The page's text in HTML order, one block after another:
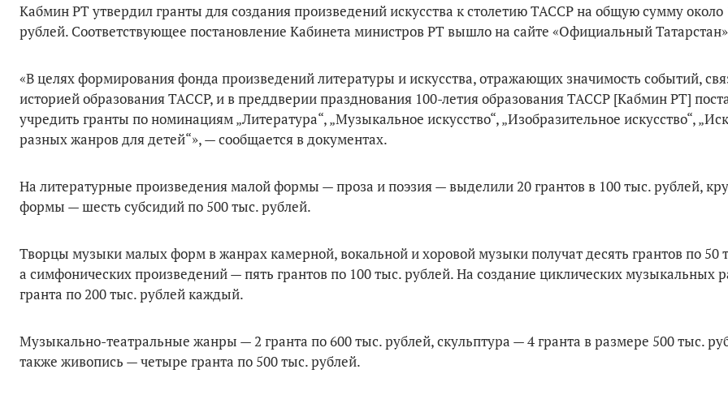
Кабмин РТ утвердил гранты для создания произведений искусства к столетию ТАССР на общую сумму около
рублей. Соответствующее постановление Кабинета министров РТ вышло на сайте «Официальный
«В целях формирования фонда произведений литературы и искусства, отражающих значимость событий,
историей образования ТАССР, и в преддверии празднования 100-летия образования ТАССР [Кабмин РТ]
учредить гранты по номинациям „Литература“, „Музыкальное искусство“, „Изобразительное искусство“,
разных жанров для детей“», — сообщается в документах.
На литературные произведения малой формы — проза и поэзия — выделили 20 грантов в 100 тыс. рублей,
формы — шесть субсидий по 500 тыс. рублей.
Творцы музыки малых форм в жанрах камерной, вокальной и хоровой музыки получат десять грантов по 50
а симфонических произведений — пять грантов по 100 тыс. рублей. На создание циклических музыкальных
гранта по 200 тыс. рублей каждый.
Музыкально-театральные жанры — 2 гранта по 600 тыс. рублей, скульптура — 4 гранта в размере 500 тыс.
также живопись — четыре гранта по 500 тыс. рублей.